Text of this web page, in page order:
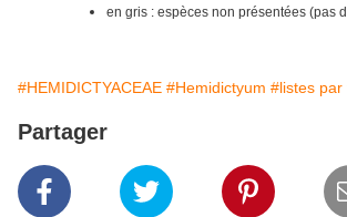
en gris : espèces non présentées (pas
#HEMIDICTYACEAE #Hemidictyum #listes par
Partager